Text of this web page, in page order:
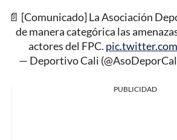
📄 [Comunicado] La Asociación
de manera categórica las
actores del FPC.
— Deportivo Cali
PUBLICIDAD